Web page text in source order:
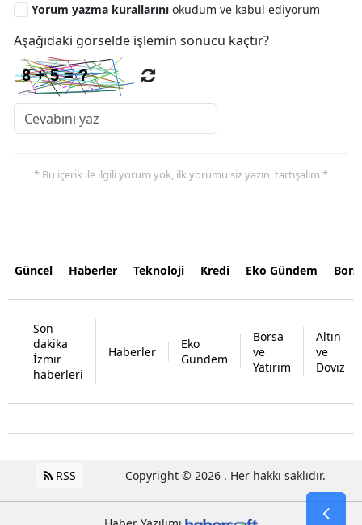
Yorum yazma kurallarını okudum ve kabul ediyorum
Aşağıdaki görselde işlemin sonucu kaçtır?
* Bu içerik ile ilgili yorum yok, ilk yorumu siz yazın, tartışalım *
Güncel Haberler Teknoloji Kredi Eko Gündem
Son
dakika
İzmir
haberleri
Haberler
Eko
Gündem
Borsa
ve
Yatırım
Altın
ve
Döviz
RSS Copyright © 2026 . Her hakkı saklıdır.